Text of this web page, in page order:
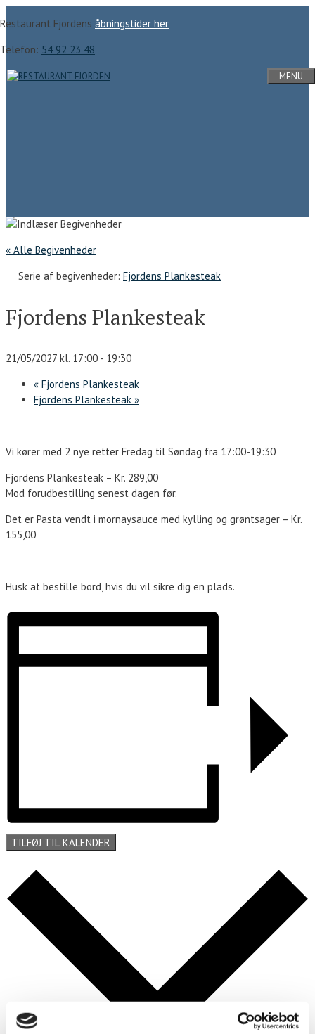
til
indhold
Restaurant Fjordens åbningstider her
Telefon: 54 92 23 48
MENU
« Alle Begivenheder
Serie af begivenheder: Fjordens Plankesteak
Fjordens Plankesteak
21/05/2027 kl. 17:00 - 19:30
« Fjordens Plankesteak
Fjordens Plankesteak »
Vi kører med 2 nye retter Fredag til Søndag fra 17:00-19:30
Fjordens Plankesteak – Kr. 289,00
Mod forudbestilling senest dagen før.
Det er Pasta vendt i mornaysauce med kylling og grøntsager – Kr.
155,00
Husk at bestille bord, hvis du vil sikre dig en plads.
TILFØJ TIL KALENDER